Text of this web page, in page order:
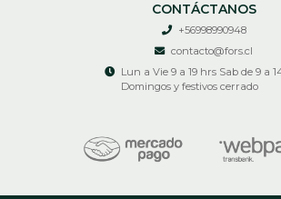
CONTÁCTANOS
+56998990948
contacto@fors.cl
Lun a Vie 9 a 19 hrs Sab de 9 a
Domingos y festivos cerrado